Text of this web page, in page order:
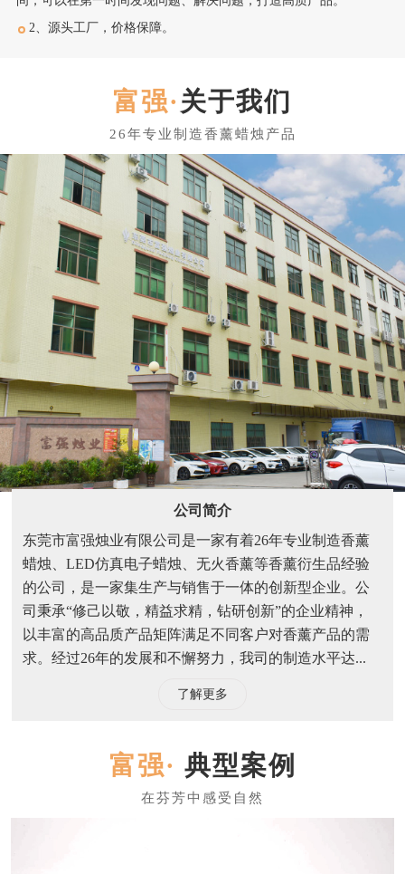
2、源头工厂，价格保障。
关于我们
公司简介
东莞市富强烛业有限公司是一家有着26年专业制造香薰
蜡烛、LED仿真电子蜡烛、无火香薰等香薰衍生品经验
的公司，是一家集生产与销售于一体的创新型企业。公
司秉承“修己以敬，精益求精，钻研创新”的企业精神，
以丰富的高品质产品矩阵满足不同客户对香薰产品的需
求。经过26年的发展和不懈努力，我司的制造水平达...
了解更多
典型案例